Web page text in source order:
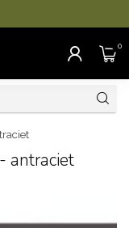
0
antraciet